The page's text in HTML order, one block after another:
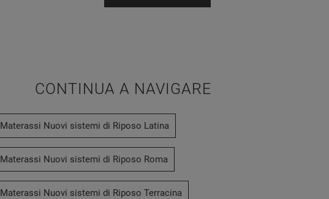
CONTINUA A NAVIGARE
Materassi Nuovi sistemi di Riposo Latina
Materassi Nuovi sistemi di Riposo Roma
Materassi Nuovi sistemi di Riposo Terracina